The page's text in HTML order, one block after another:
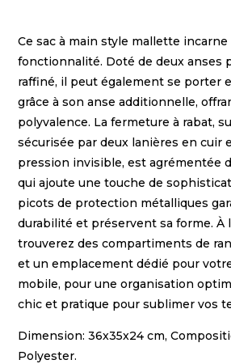
Ce sac à main style mallette incarne
fonctionnalité. Doté de deux anses
raffiné, il peut également se porter
grâce à son anse additionnelle,
polyvalence. La fermeture à rabat,
sécurisée par deux lanières en cuir
pression invisible, est agrémentée
qui ajoute une touche de
picots de protection métalliques
durabilité et préservent sa forme. À
trouverez des compartiments de
et un emplacement dédié pour
mobile, pour une organisation
chic et pratique pour sublimer vos
Dimension: 36x35x24 cm,
Polyester.